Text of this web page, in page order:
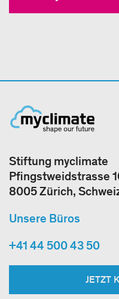
Stiftung myclimate
Pfingstweidstrasse
8005 Zürich,
Unsere Büros
+41 44 500 43 50
JETZT